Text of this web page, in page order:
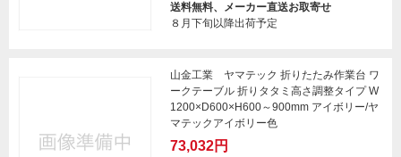
送料無料、メーカー直送お取寄せ
８月下旬以降出荷予定
山金工業 ヤマテック 折りたたみ作業台 ワ
ークテーブル 折りタタミ高さ調整タイプ W
1200×D600×H600～900mm アイボリー/ヤ
マテックアイボリー色
73,032円